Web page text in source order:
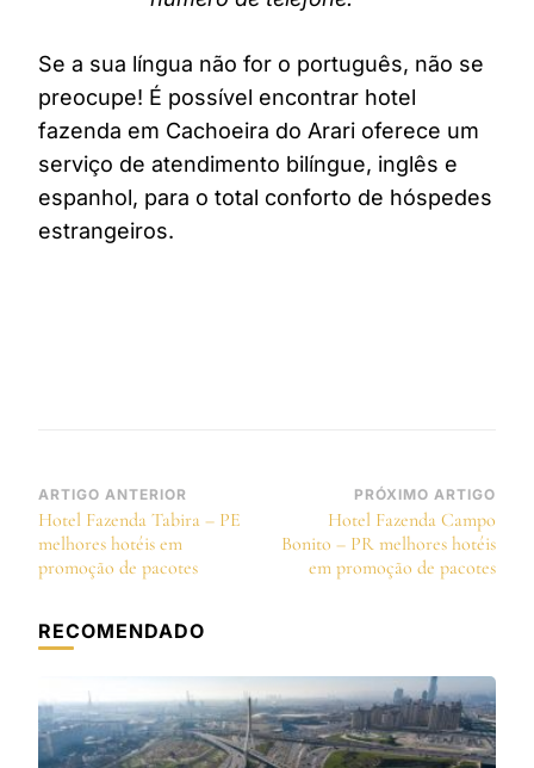
Se a sua língua não for o português, não se
preocupe! É possível encontrar hotel
fazenda em Cachoeira do Arari oferece um
serviço de atendimento bilíngue, inglês e
espanhol, para o total conforto de hóspedes
estrangeiros.
Navegação
de
post
ARTIGO ANTERIOR
Hotel Fazenda Tabira – PE
melhores hotéis em
promoção de pacotes
PRÓXIMO ARTIGO
Hotel Fazenda Campo
Bonito – PR melhores hotéis
em promoção de pacotes
RECOMENDADO